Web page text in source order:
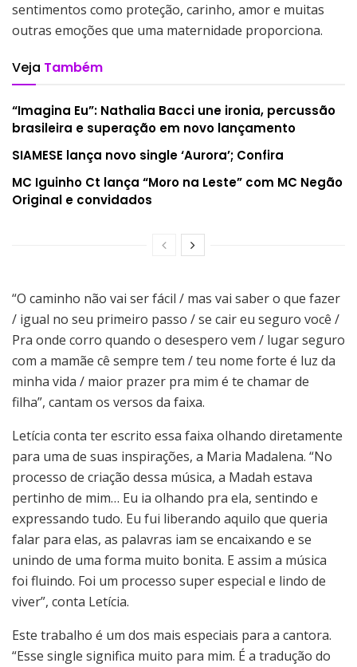
sentimentos como proteção, carinho, amor e muitas
outras emoções que uma maternidade proporciona.
Veja Também
“Imagina Eu”: Nathalia Bacci une ironia, percussão
brasileira e superação em novo lançamento
SIAMESE lança novo single ‘Aurora’; Confira
MC Iguinho Ct lança “Moro na Leste” com MC Negão
Original e convidados
“O caminho não vai ser fácil / mas vai saber o que fazer
/ igual no seu primeiro passo / se cair eu seguro você /
Pra onde corro quando o desespero vem / lugar seguro
com a mamãe cê sempre tem / teu nome forte é luz da
minha vida / maior prazer pra mim é te chamar de
filha”, cantam os versos da faixa.
Letícia conta ter escrito essa faixa olhando diretamente
para uma de suas inspirações, a Maria Madalena. “No
processo de criação dessa música, a Madah estava
pertinho de mim… Eu ia olhando pra ela, sentindo e
expressando tudo. Eu fui liberando aquilo que queria
falar para elas, as palavras iam se encaixando e se
unindo de uma forma muito bonita. E assim a música
foi fluindo. Foi um processo super especial e lindo de
viver”, conta Letícia.
Este trabalho é um dos mais especiais para a cantora.
“Esse single significa muito para mim. É a tradução do